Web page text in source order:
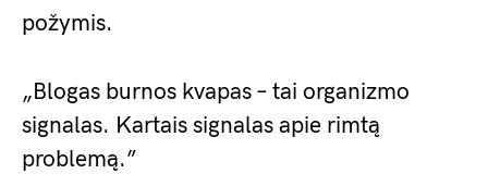
požymis.
„Blogas burnos kvapas – tai organizmo
signalas. Kartais signalas apie rimtą
problemą.”